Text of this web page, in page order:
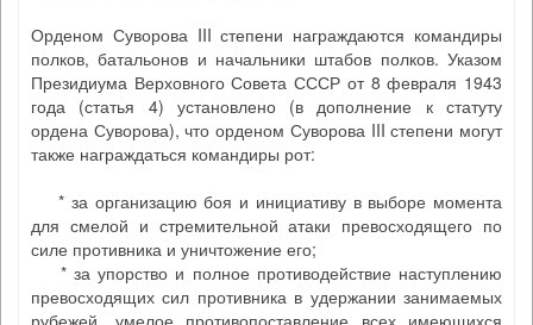
Орденом Суворова III степени награждаются командиры
полков, батальонов и начальники штабов полков. Указом
Президиума Верховного Совета СССР от 8 февраля 1943
года (статья 4) установлено (в дополнение к статуту
ордена Суворова), что орденом Суворова III степени могут
также награждаться командиры рот:
* за организацию боя и инициативу в выборе момента
для смелой и стремительной атаки превосходящего по
силе противника и уничтожение его;
* за упорство и полное противодействие наступлению
превосходящих сил противника в удержании занимаемых
рубежей, умелое противопоставление всех имеющихся